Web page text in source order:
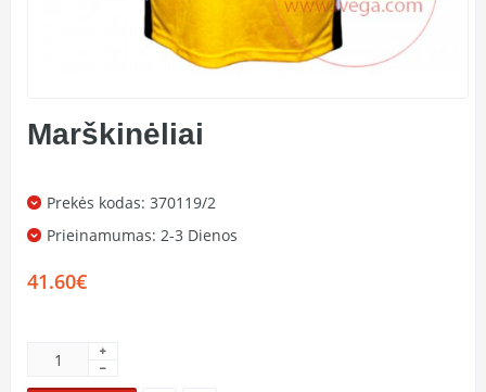
Marškinėliai
Prekės kodas: 370119/2
Prieinamumas: 2-3 Dienos
41.60€